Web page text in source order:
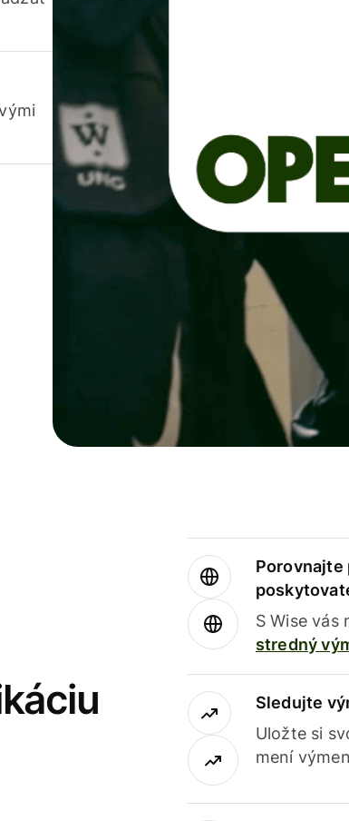
Porovnajte
S Wise vás
stredný
Sledujte
Uložte si
mení